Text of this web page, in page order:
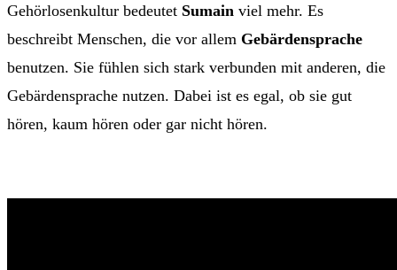
Gehörlosenkultur bedeutet Sumain viel mehr. Es
beschreibt Menschen, die vor allem Gebärdensprache
benutzen. Sie fühlen sich stark verbunden mit anderen, die
Gebärdensprache nutzen. Dabei ist es egal, ob sie gut
hören, kaum hören oder gar nicht hören.